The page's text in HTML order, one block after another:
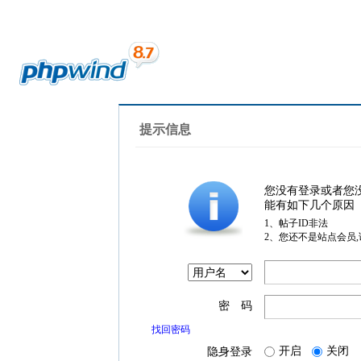
提示信息
您没有登录或者您
能有如下几个原因
1、帖子ID非法
2、您还不是站点会员
密 码
找回密码
隐身登录 开启 关闭